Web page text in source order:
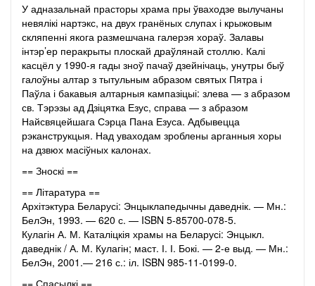
У адназальнай прасторы храма пры ўваходзе вылучаны
невялікі нартэкс, на двух гранёных слупах і крыжовым
скляпенні якога размешчана галерэя хораў. Залавы
інтэр’ер пера­крыты плоскай драў­лянай столлю. Калі
касцёл у 1990-я гады зноў пачаў дзейнічаць, унутры быў
галоўны алтар з тытульным абразом святых Пятра і
Паўла і бакавыя алтарныя кампазіцыі: злева — з абразом
св. Тэрэзы ад Дзіцятка Езус, справа — з абразом
Найсвяцейшага Сэрца Пана Езуса. Адбывецца
рэканструкцыя. Над уваходам зроблены арганныя хоры
на дзвюх масіўных калонах.
== Зноскі ==
== Літаратура ==
Архітэктура Беларусі: Энцыклапедычны даведнік. — Мн.:
БелЭн, 1993. — 620 с. — ISBN 5-85700-078-5.
Кулагін А. М. Каталіцкія храмы на Беларусі: Энцыкл.
даведнік / А. М. Кулагін; маст. І. І. Бокі. — 2-е выд. — Мн.:
БелЭн, 2001.— 216 с.: іл. ISBN 985-11-0199-0.
== Спасылкі ==